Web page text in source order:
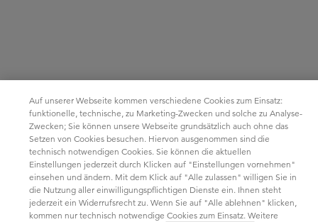
Auf unserer Webseite kommen verschiedene Cookies zum Einsatz:
funktionelle, technische, zu Marketing-Zwecken und solche zu Analyse-
Zwecken; Sie können unsere Webseite grundsätzlich auch ohne das
Setzen von Cookies besuchen. Hiervon ausgenommen sind die
technisch notwendigen Cookies. Sie können die aktuellen
Einstellungen jederzeit durch Klicken auf "Einstellungen vornehmen"
einsehen und ändern. Mit dem Klick auf "Alle zulassen" willigen Sie in
die Nutzung aller einwilligungspflichtigen Dienste ein. Ihnen steht
jederzeit ein Widerrufsrecht zu. Wenn Sie auf "Alle ablehnen" klicken,
kommen nur technisch notwendige Cookies zum Einsatz. Weitere